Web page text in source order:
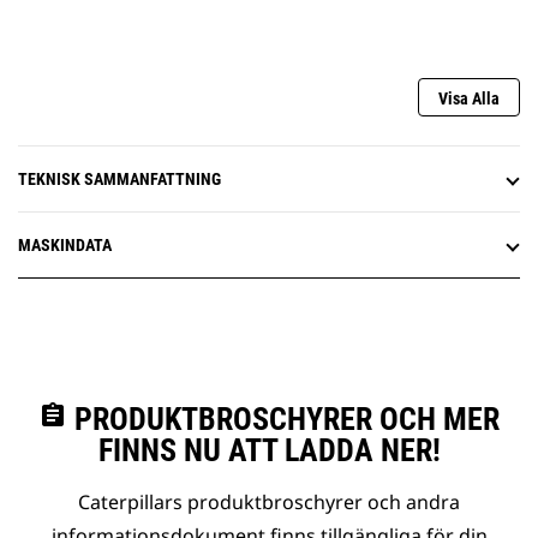
Visa Alla
TEKNISK SAMMANFATTNING
MASKINDATA
assignment PRODUKTBROSCHYRER OCH MER
FINNS NU ATT LADDA NER!
Caterpillars produktbroschyrer och andra